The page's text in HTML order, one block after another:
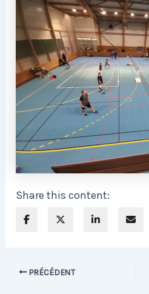
Share this content:
Navigation
PRÉCÉDENT